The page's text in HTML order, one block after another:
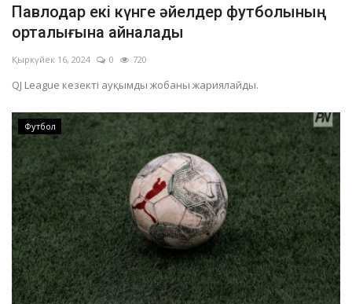
Павлодар екі күнге әйелдер футболының
орталығына айналады
Қыркүйек 16, 2024 0 720
QJ League кезекті ауқымды жобаны жариялайды.
Футбол